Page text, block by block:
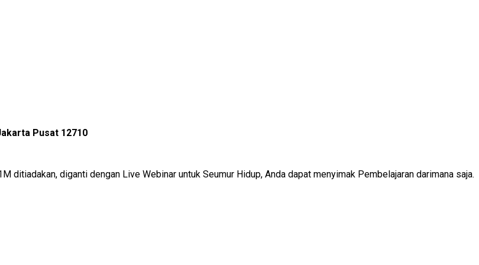
Pusat 12710
ditiadakan, diganti dengan Live Webinar untuk Seumur Hidup, Anda dapat menyimak Pembelajaran darimana saja.